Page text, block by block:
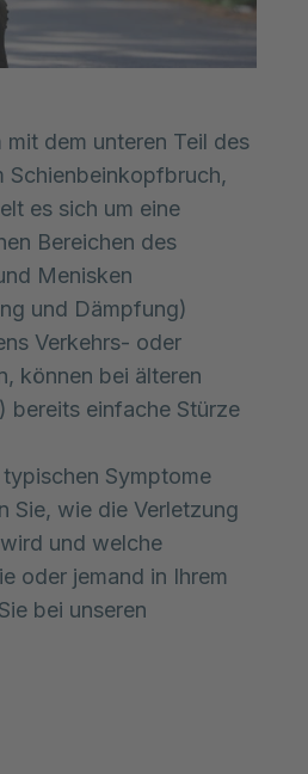
dem unteren Teil des
Schienbeinkopfbruch,
es sich um eine
Bereichen des
Menisken
und Dämpfung)
Verkehrs- oder
können bei älteren
bereits einfache Stürze
Symptome
Sie, wie die Verletzung
und welche
oder jemand in Ihrem
bei unseren